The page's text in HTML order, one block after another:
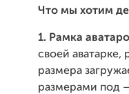
Что мы хотим
1. Рамка
своей
размера
размерами под –